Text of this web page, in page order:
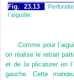
Fig. 23.13
l’aiguille.
Comme pour
on réalise le retrait
et de la plicaturer en
gauche. Cette